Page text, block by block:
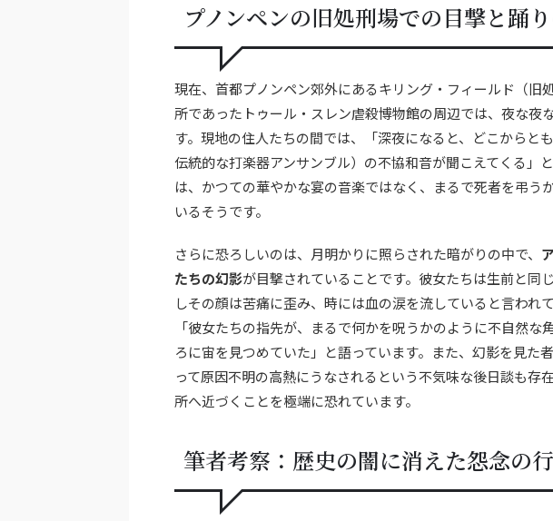
プノンペンの旧処刑場での目撃と踊
現在、首都プノンペン郊外にあるキリング・フィールド（旧
所であったトゥール・スレン虐殺博物館の周辺では、夜な夜
す。現地の住人たちの間では、「深夜になると、どこからと
伝統的な打楽器アンサンブル）の不協和音が聞こえてくる」
は、かつての華やかな宴の音楽ではなく、まるで死者を弔う
いるそうです。
さらに恐ろしいのは、月明かりに照らされた暗がりの中で、
たちの幻影が目撃されていることです。彼女たちは生前と同
しその顔は苦痛に歪み、時には血の涙を流していると言われ
「彼女たちの指先が、まるで何かを呪うかのように不自然な
ろに宙を見つめていた」と語っています。また、幻影を見た
って原因不明の高熱にうなされるという不気味な後日談も存
所へ近づくことを極端に恐れています。
筆者考察：歴史の闇に消えた怨念の